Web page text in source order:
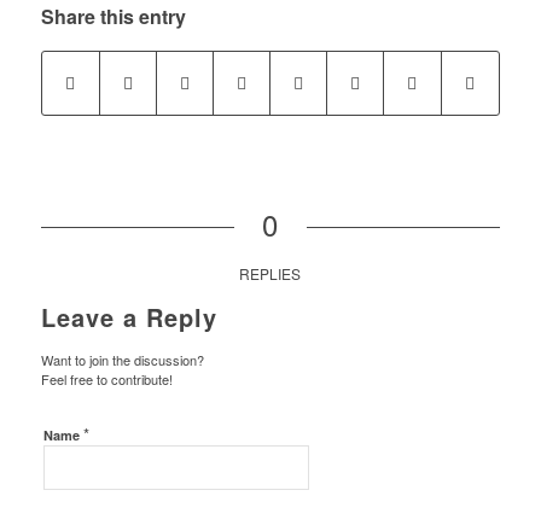
Share this entry
0
REPLIES
Leave a Reply
Want to join the discussion?
Feel free to contribute!
Name *